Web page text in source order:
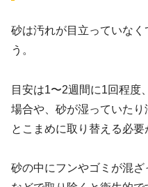
砂は汚れが目立っていな
う。
目安は1〜2週間に1回程度
場合や、砂が湿っていた
とこまめに取り替える必要
砂の中にフンやゴミが混